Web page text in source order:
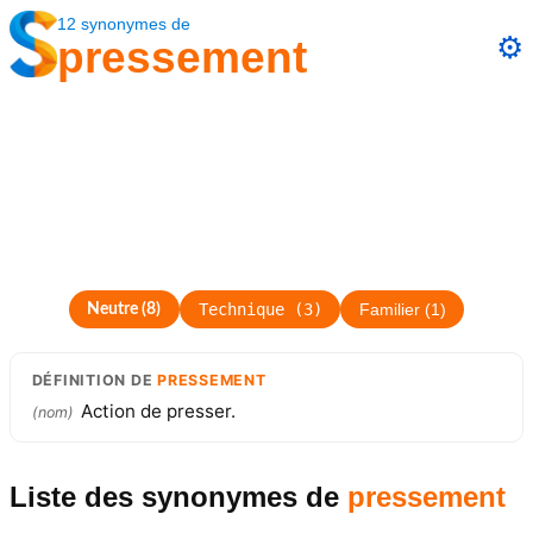
12 synonymes de
pressement ⚙️
Neutre (8) Technique(3) Familier(1 )
DÉFINITION DEPRESSEMENT
(nom) Action de presser.
Liste des synonymes de pressement